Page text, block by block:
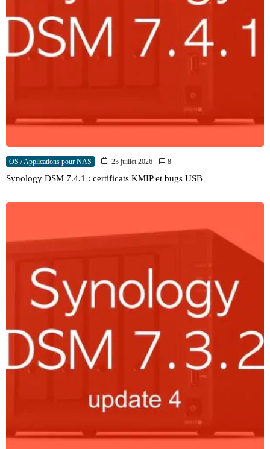
OS / Applications pour NAS 23 juillet 2026 8
Synology DSM 7.4.1 : certificats KMIP et bugs USB